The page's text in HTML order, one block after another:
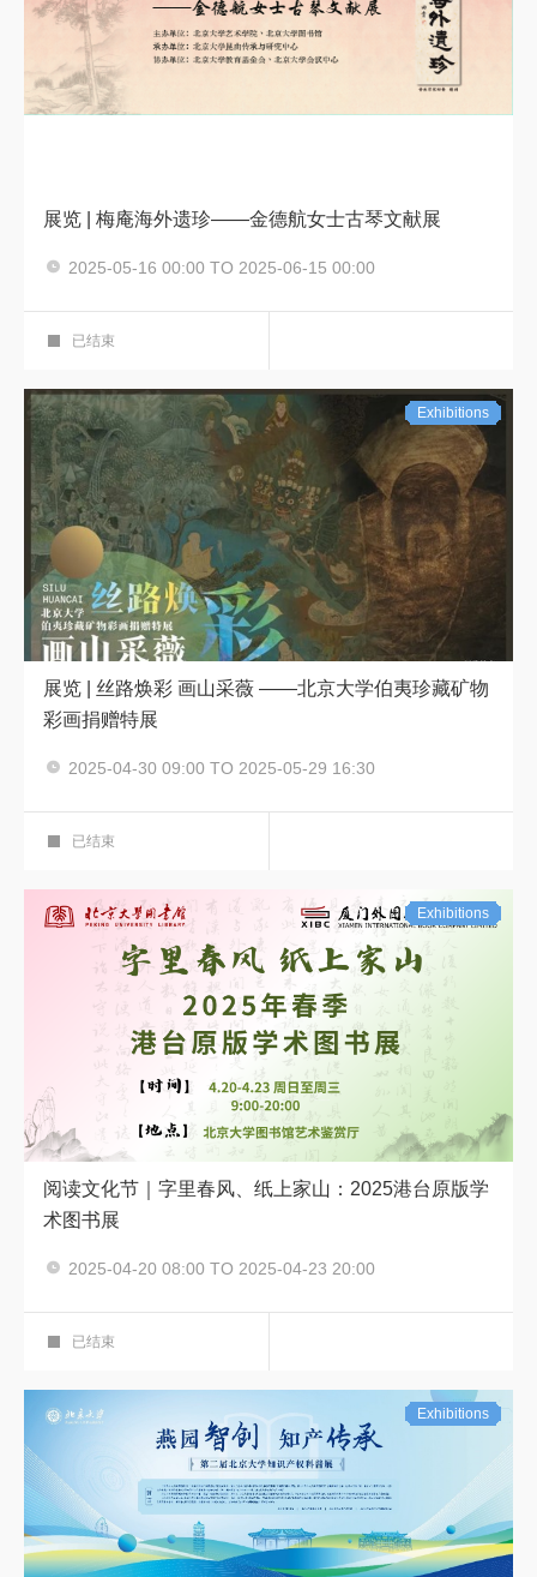
展览 | 梅庵海外遗珍——金德航女士古琴文献展
2025-05-16 00:00 TO 2025-06-15 00:00
华彩展厅
已结束
Exhibitions
展览 | 丝路焕彩 画山采薇 ——北京大学伯夷珍藏矿物
彩画捐赠特展
2025-04-30 09:00 TO 2025-05-29 16:30
强国展厅
已结束
Exhibitions
阅读文化节｜字里春风、纸上家山：2025港台原版学
术图书展
2025-04-20 08:00 TO 2025-04-23 20:00
艺术鉴赏厅
已结束
Exhibitions